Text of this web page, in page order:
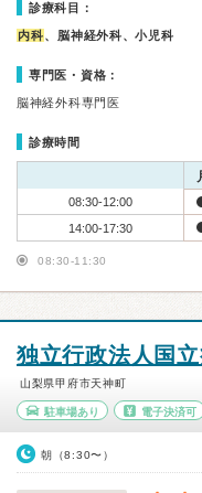
診療科目：
内科、脳神経外科、小児科
専門医・資格：
脳神経外科専門医
診療時間
08:30-12:00
14:00-17:30
08:30-11:30
独立行政法人国
山梨県甲府市天神町
駐車場あり 電子決済可
朝（8:30〜）